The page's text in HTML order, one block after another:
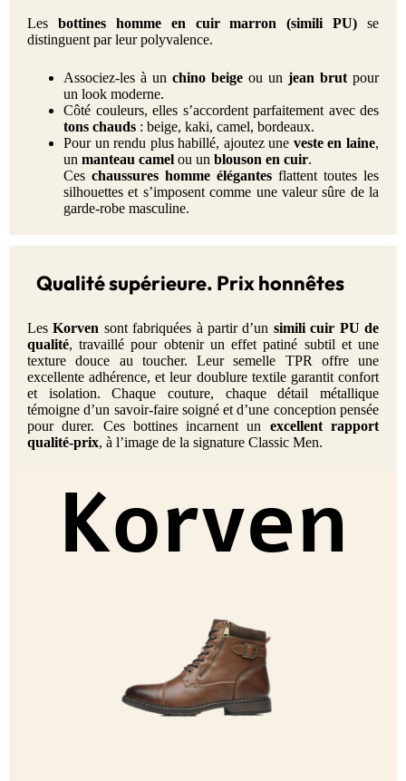
Les bottines homme en cuir marron (simili PU) se
distinguent par leur polyvalence.
Associez-les à un chino beige ou un jean brut pour
un look moderne.
Côté couleurs, elles s’accordent parfaitement avec des
tons chauds : beige, kaki, camel, bordeaux.
Pour un rendu plus habillé, ajoutez une veste en laine,
un manteau camel ou un blouson en cuir.
Ces chaussures homme élégantes flattent toutes les
silhouettes et s’imposent comme une valeur sûre de la
garde-robe masculine.
Qualité supérieure. Prix honnêtes
LesKorven sont fabriquées à partir d’un simili cuir PU de
qualité, travaillé pour obtenir un effet patiné subtil et une
texture douce au toucher. Leur semelle TPR offre une
excellente adhérence, et leur doublure textile garantit confort
et isolation. Chaque couture, chaque détail métallique
témoigne d’un savoir-faire soigné et d’une conception pensée
pour durer. Ces bottines incarnent un excellent rapport
qualité-prix, à l’image de la signature Classic Men.
Korven